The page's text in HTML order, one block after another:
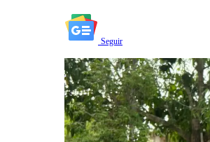
Seguir